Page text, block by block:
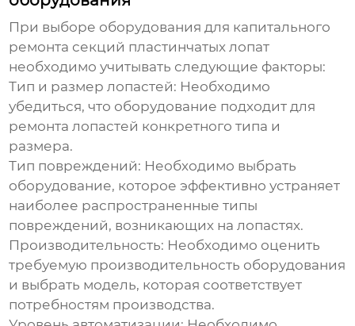
При выборе оборудования для капитального
ремонта секций пластинчатых лопат
необходимо учитывать следующие факторы:
Тип и размер лопастей: Необходимо
убедиться, что оборудование подходит для
ремонта лопастей конкретного типа и
размера.
Тип повреждений: Необходимо выбрать
оборудование, которое эффективно устраняет
наиболее распространенные типы
повреждений, возникающих на лопастях.
Производительность: Необходимо оценить
требуемую производительность оборудования
и выбрать модель, которая соответствует
потребностям производства.